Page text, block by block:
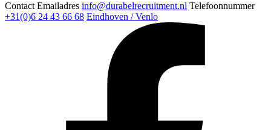
Contact Emailadres info@durabelrecruitment.nl Telefoonnummer
+31(0)6 24 43 66 68 Eindhoven / Venlo